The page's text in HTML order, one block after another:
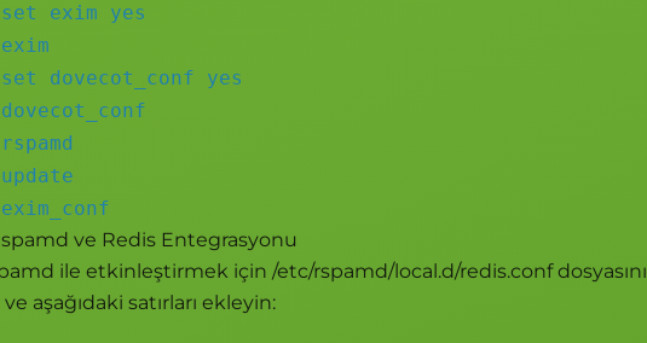
exim yes
dovecot_conf yes
ve Redis Entegrasyonu
ile etkinleştirmek için /etc/rspamd/local.d/redis.conf dosyasını
aşağıdaki satırları ekleyin: